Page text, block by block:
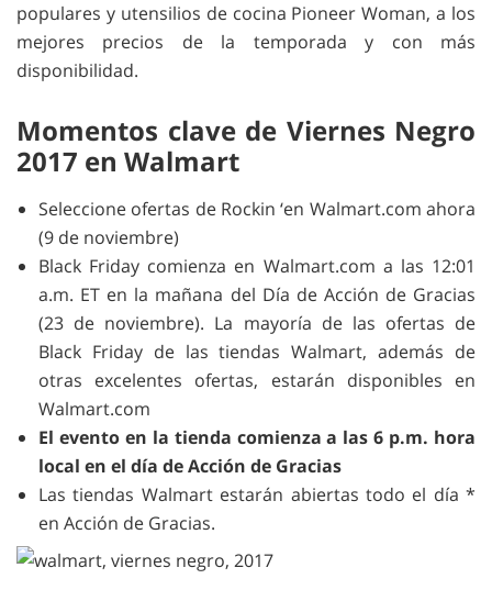
populares y utensilios de cocina Pioneer Woman, a los
mejores precios de la temporada y con más
disponibilidad.
Momentos clave de Viernes Negro
2017 en Walmart
Seleccione ofertas de Rockin ‘en Walmart.com ahora
(9 de noviembre)
Black Friday comienza en Walmart.com a las 12:01
a.m. ET en la mañana del Día de Acción de Gracias
(23 de noviembre). La mayoría de las ofertas de
Black Friday de las tiendas Walmart, además de
otras excelentes ofertas, estarán disponibles en
Walmart.com
El evento en la tienda comienza a las 6 p.m. hora
local en el día de Acción de Gracias
Las tiendas Walmart estarán abiertas todo el día *
en Acción de Gracias.